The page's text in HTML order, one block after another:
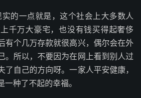
的一点就是，这个社会上大多数人
千万大豪宅，也没有钱买得起奢侈
有个几万存款就很高兴，偶尔会在外
。所以，不要因为在网上看到别人过
了自己的方向呀。一家人平安健康，
种了不起的幸福。